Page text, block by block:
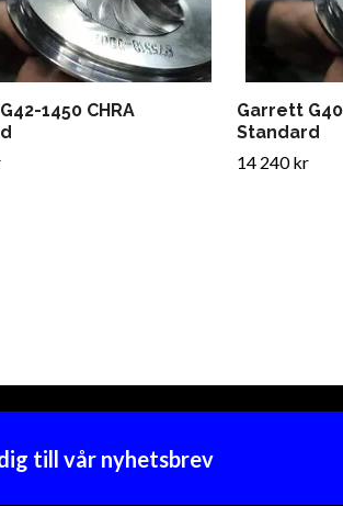
1450 CHRA
Garrett
Standard
14 240 kr
till vår nyhetsbrev